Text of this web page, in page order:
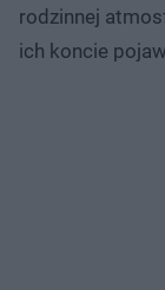
rodzinnej
ich koncie